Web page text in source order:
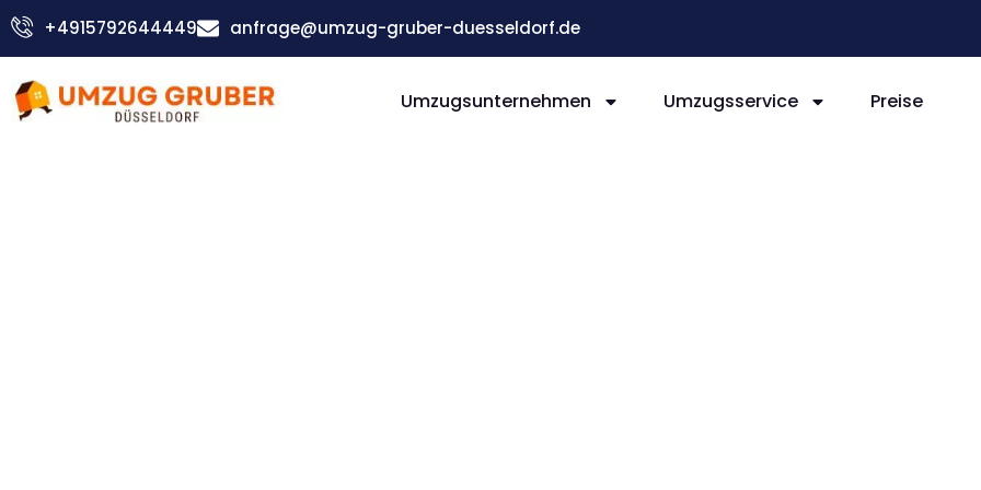
Zum
Inhalt
+4915792644449 anfrage@umzug-gruber-duesseldorf.de
Umzugsunternehmen Umzugsservice Preise